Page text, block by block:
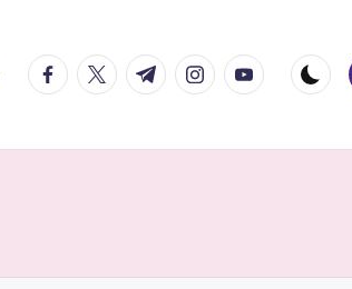
facebook.com
twitter.com
t.me instagram.com
youtube.com